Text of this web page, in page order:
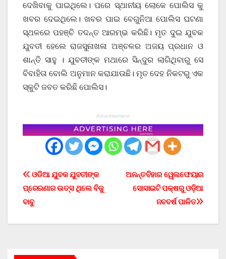
ଦେଖିବାକୁ ପାଇଥିଲେ। ପରେ ସ୍ଥାନୀୟ ଲୋକେ ପୋଲିସ କୁ
ଖବର ଦେଇଥିଲେ। ଖବର ପାଇ ବେଗୁନିଆ ପୋଲିସ ଘଟଣା
ସ୍ଥଳରେ ପହଞ୍ଚି ତଦନ୍ତ ଆରମ୍ଭ କରିଛି। ମୃତ ଦୁଇ ଯୁବକ
ଯୁବତୀ ହେଲେ ରାଜସୁନାଖଳା ଅଞ୍ଚଳର ଅଜୟ ପ୍ରଧାନ ଓ
ଶାନ୍ତି ସାହୁ । ଯୁବତୀଙ୍କ ମଥାରେ ସିନ୍ଦୁର ଲାଗିଥିବାରୁ ସେ
ବିବାହିତା ବୋଲି ଅନୁମାନ କରାଯାଉଛି। ମୃତ ଦେହ ନିକଟରୁ ଏକ
ସ୍କୁଟି ଜବତ କରିଛି ପୋଲିସ।
Advertisement
Post
navigation
ଅନନ୍ତବିହାର ୱେଲଫେୟାର
ସୋସାଇଟି ପକ୍ଷରୁ ଓଡ଼ିଆ
ନବବର୍ଷ ପାଳିତ
ଓଡିଆ ଯୁବକ ଯୁବତୀଙ୍କ
ପ୍ରେରଣାର ଉତ୍ସ ଥିଲେ ବିଜୁ
ବାବୁ